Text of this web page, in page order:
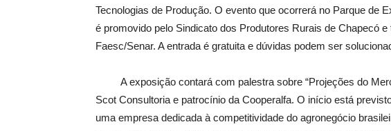
Tecnologias de Produção. O evento que ocorrerá no Parque de
é promovido pelo Sindicato dos Produtores Rurais de Chapecó
Faesc/Senar. A entrada é gratuita e dúvidas podem ser
A exposição contará com palestra sobre “Projeções do
Scot Consultoria e patrocínio da Cooperalfa. O início está
uma empresa dedicada à competitividade do agronegócio